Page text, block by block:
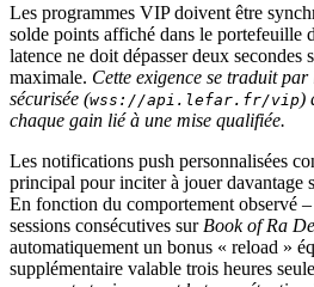
Les programmes VIP doivent être
solde points affiché dans le portefeuille
latence ne doit dépasser deux secondes
maximale. Cette exigence se traduit par
sécurisée (wss://api.lefar.fr/vip)
chaque gain lié à une mise qualifiée.
Les notifications push personnalisées
principal pour inciter à jouer davantage
En fonction du comportement observé
sessions consécutives sur Book of Ra
automatiquement un bonus « reload »
supplémentaire valable trois heures